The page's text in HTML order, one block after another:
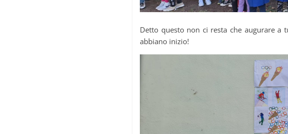
Detto questo non ci resta che augurare a
abbiano inizio!